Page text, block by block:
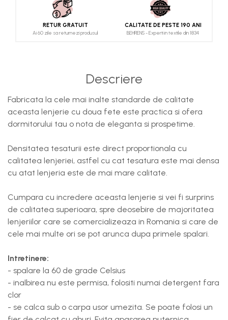
RETUR GRATUIT
Ai 60 zile sa returnezi produsul
CALITATE DE PESTE 190 ANI
BEHRENS - Experti in textile din 1834
Descriere
Fabricata la cele mai inalte standarde de calitate
aceasta lenjerie cu doua fete este practica si ofera
dormitorului tau o nota de eleganta si prospetime.
Densitatea tesaturii este direct proportionala cu
calitatea lenjeriei, astfel cu cat tesatura este mai densa
cu atat lenjeria este de mai mare calitate.
Cumpara cu incredere aceasta lenjerie si vei fi surprins
de calitatea superioara, spre deosebire de majoritatea
lenjeriilor care se comercializeaza in Romania si care de
cele mai multe ori se pot arunca dupa primele spalari.
Intretinere:
- spalare la 60 de grade Celsius
- inalbirea nu este permisa, folositi numai detergent fara
clor
- se calca sub o carpa usor umezita. Se poate folosi un